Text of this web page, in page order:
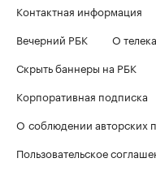
Контактная информация
Вечерний РБК
О
Скрыть баннеры на РБК
Корпоративная подписка
О соблюдении авторских
Пользовательское